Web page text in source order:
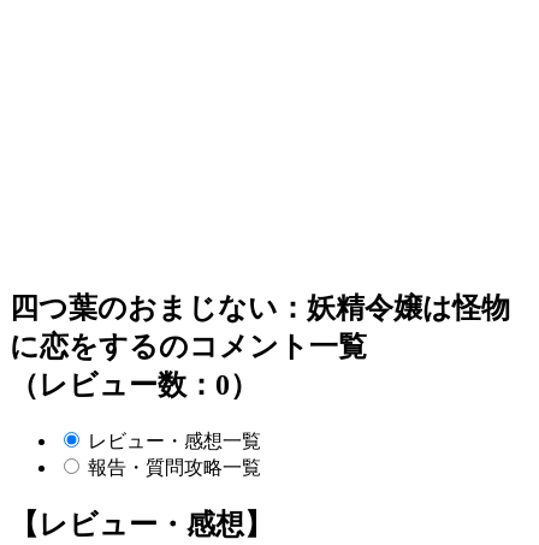
四つ葉のおまじない：妖精令嬢は怪物
に恋をするのコメント一覧
（レビュー数：0）
レビュー・感想一覧
報告・質問攻略一覧
【レビュー・感想】